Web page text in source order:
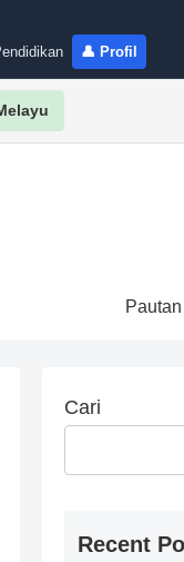
👤 Profil
Pautan
Cari
Recent